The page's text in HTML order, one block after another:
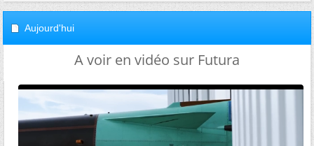
Aujourd'hui
A voir en vidéo sur Futura